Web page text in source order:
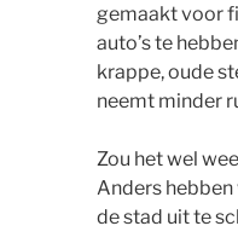
gemaakt voor
auto’s te
krappe, oude
neemt minder
Zou het wel
Anders
de stad uit te